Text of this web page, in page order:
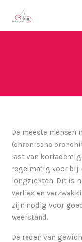
naar
de
De meeste mensen
(chronische
last van
regelmatig voor bij
longziekten. Dit is
verlies en
zijn nodig voor
weerstand.
De reden van